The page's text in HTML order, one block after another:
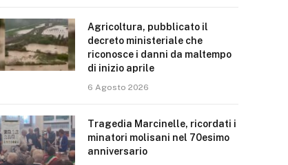
Agricoltura, pubblicato il
decreto ministeriale che
riconosce i danni da maltempo
di inizio aprile
6 Agosto 2026
Tragedia Marcinelle, ricordati i
minatori molisani nel 70esimo
anniversario